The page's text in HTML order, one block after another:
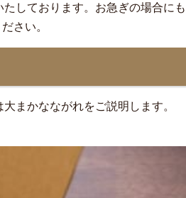
しております。お急ぎの場合にも
さい。
まかなながれをご説明します。